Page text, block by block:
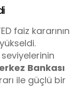
faiz kararının
seviyelerinin
Bankası
ile güçlü bir